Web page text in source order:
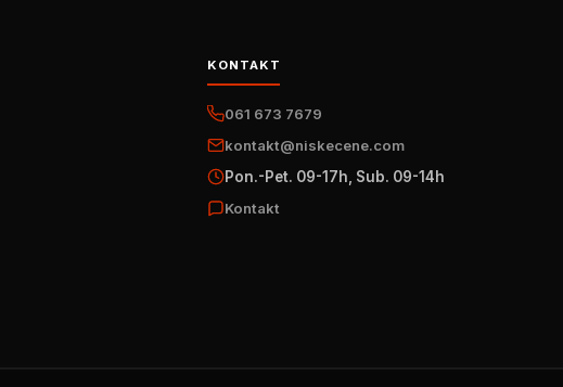
KONTAKT
061 673 7679
kontakt@niskecene.com
Pon.-Pet. 09-17h, Sub. 09-14h
Kontakt